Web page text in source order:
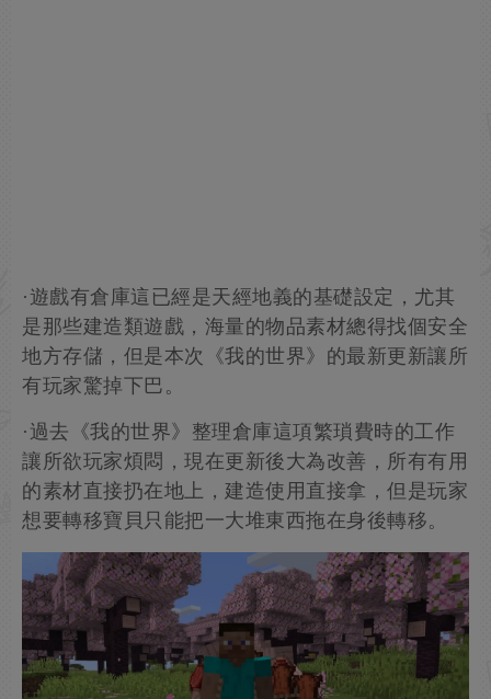
·遊戲有倉庫這已經是天經地義的基礎設定，尤其
是那些建造類遊戲，海量的物品素材總得找個安全
地方存儲，但是本次《我的世界》的最新更新讓所
有玩家驚掉下巴。
·過去《我的世界》整理倉庫這項繁瑣費時的工作
讓所欲玩家煩悶，現在更新後大為改善，所有有用
的素材直接扔在地上，建造使用直接拿，但是玩家
想要轉移寶貝只能把一大堆東西拖在身後轉移。